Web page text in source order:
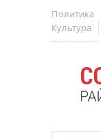
Политика
Культура